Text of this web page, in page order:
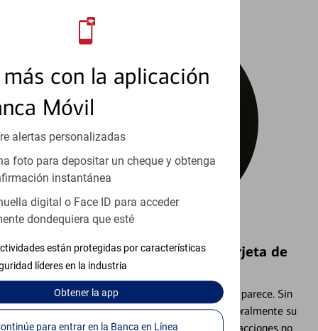
con la aplicación
Móvil
alertas personalizadas
foto para depositar un cheque y obtenga
instantánea
digital o Face ID para acceder
dondequiera que esté
están protegidas por características
líderes en la industria
Obtenerla app
Continúe para entrar en la Banca en Línea
Bloquear y Desbloquear una Tarjeta de
Extraviar una tarjeta es más común de lo que parece. Sin
embargo, puede bloquear y desbloquear temporalmente su
tarjeta de débito para ayudar a prevenir transacciones no